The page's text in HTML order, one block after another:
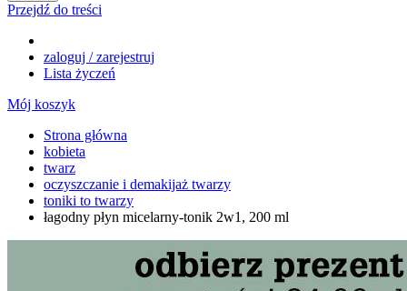
Przejdź do treści
zaloguj / zarejestruj
Lista życzeń
Mój koszyk
Strona główna
kobieta
twarz
oczyszczanie i demakijaż twarzy
toniki to twarzy
łagodny płyn micelarny-tonik 2w1, 200 ml